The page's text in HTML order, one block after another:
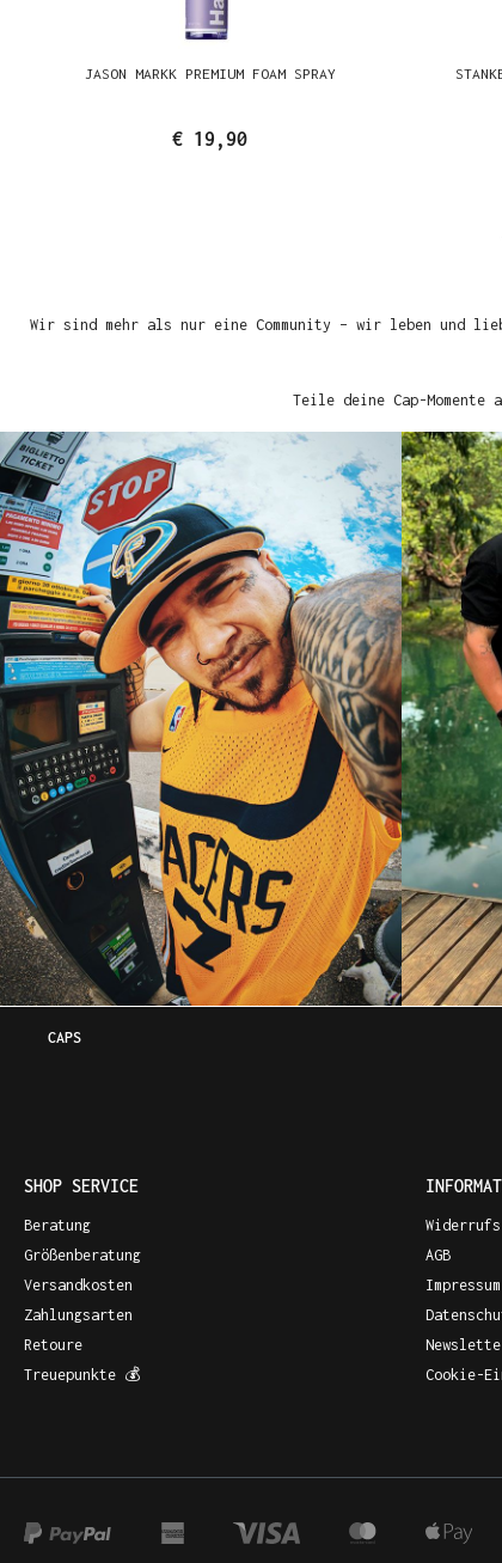
JASON MARKK PREMIUM FOAM SPRAY
€ 19,90
Wir sind mehr als nur eine Community – wir leben und
Teile deine Cap-
CAPS
SHOP SERVICE
Beratung
Größenberatung
Versandkosten
Zahlungsarten
Retoure
Treuepunkte 💰
AGB
Impressum
Cookie-